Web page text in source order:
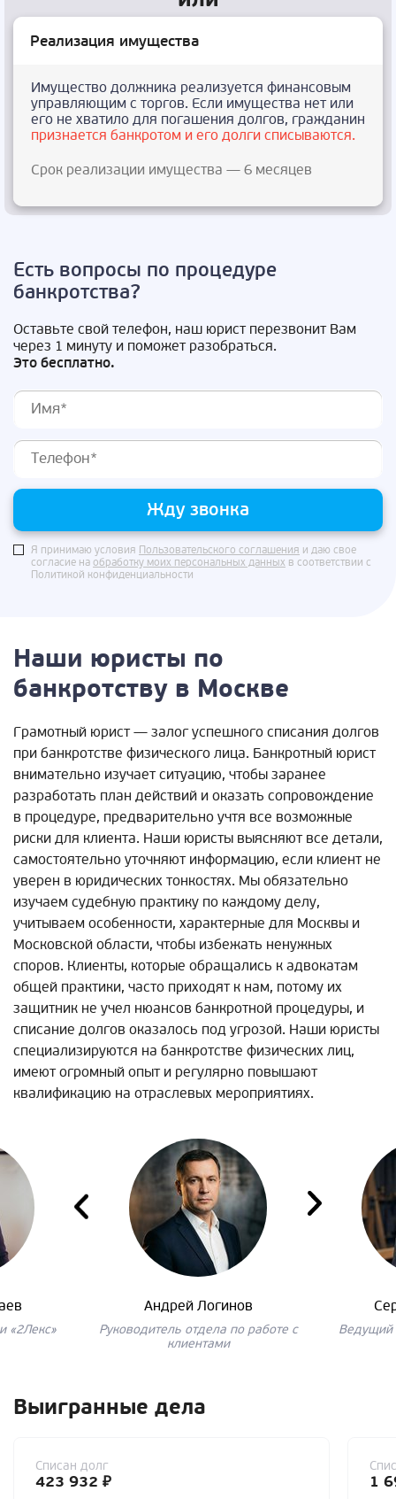
Реализация имущества
Имущество должника реализуется финансовым
управляющим с торгов. Если имущества нет или
его не хватило для погашения долгов, гражданин
признается банкротом и его долги списываются.
Срок реализации имущества — 6 месяцев
Есть вопросы по процедуре
банкротства?
Оставьте свой телефон, наш юрист перезвонит Вам
через 1 минуту и поможет разобраться.
Это бесплатно.
Жду звонка
Я принимаю условия Пользовательского соглашения и даю свое
согласие на обработку моих персональных данных в соответствии с
Политикой конфиденциальности
Наши юристы по
банкротству в Москве
Грамотный юрист — залог успешного списания долгов
при банкротстве физического лица. Банкротный юрист
внимательно изучает ситуацию, чтобы заранее
разработать план действий и оказать сопровождение
в процедуре, предварительно учтя все возможные
риски для клиента. Наши юристы выясняют все детали,
самостоятельно уточняют информацию, если клиент не
уверен в юридических тонкостях. Мы обязательно
изучаем судебную практику по каждому делу,
учитываем особенности, характерные для Москвы и
Московской области, чтобы избежать ненужных
споров. Клиенты, которые обращались к адвокатам
общей практики, часто приходят к нам, потому их
защитник не учел нюансов банкротной процедуры, и
списание долгов оказалось под угрозой. Наши юристы
специализируются на банкротстве физических лиц,
имеют огромный опыт и регулярно повышают
квалификацию на отраслевых мероприятиях.
«2Лекс»
Андрей Логинов
Руководитель отдела по работе с
клиентами
Ведущий
Выигранные дела
Списан долг
423 932 ₽ 1